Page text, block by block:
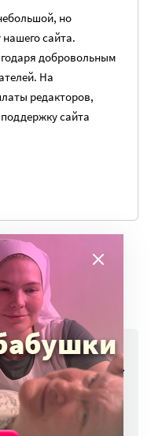
но
сайта.
добровольным
На
редакторов,
сайта
Подпишитесь
на выставке